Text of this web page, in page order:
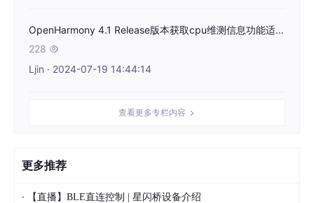
OpenHarmony 4.1 Release版本获取cpu维测信息功能适配参考
228 
Ljin · 2024-07-19 14:44:14
查看更多专栏内容
更多推荐
· 【直播】BLE直连控制 | 星闪桥设备介绍